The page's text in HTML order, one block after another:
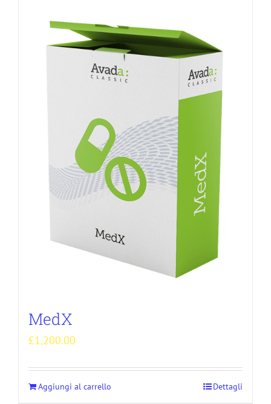
MedX
£1,200.00
Aggiungi al carrello Dettagli